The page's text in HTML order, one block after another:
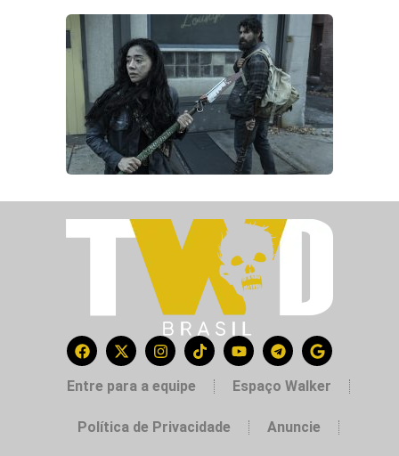
Entre para a equipe Espaço Walker
Política de Privacidade Anuncie